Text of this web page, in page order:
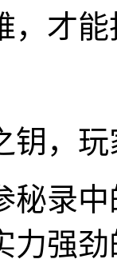
，才
钥，
秘录
力强